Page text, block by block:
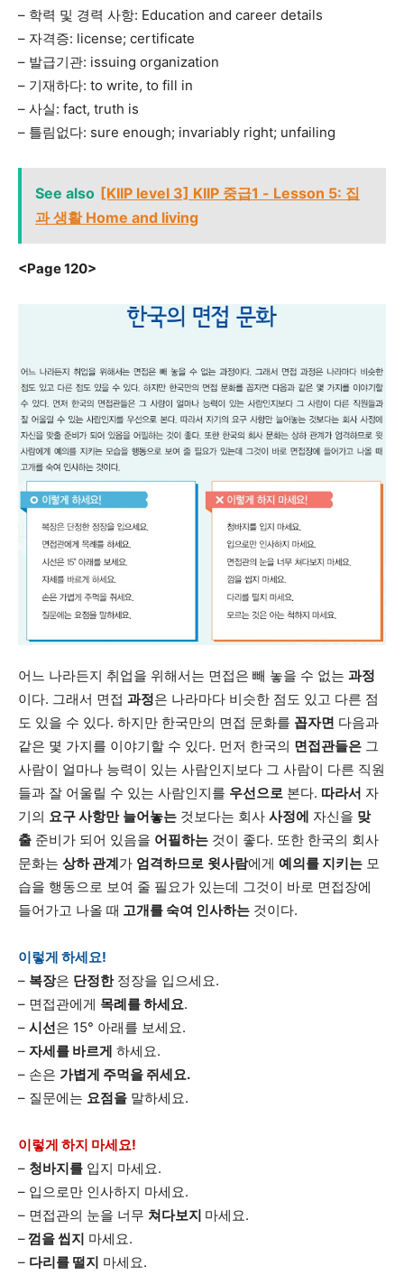
– 학력 및 경력 사항: Education and career details
– 자격증: license; certificate
– 발급기관: issuing organization
– 기재하다: to write, to fill in
– 사실: fact, truth is
– 틀림없다: sure enough; invariably right; unfailing
See also [KIIP level 3] KIIP 중급1 - Lesson 5: 집
과 생활 Home and living
<Page 120>
어느 나라든지 취업을 위해서는 면접은 빼 놓을 수 없는 과정
이다. 그래서 면접 과정은 나라마다 비슷한 점도 있고 다른 점
도 있을 수 있다. 하지만 한국만의 면접 문화를 꼽자면 다음과
같은 몇 가지를 이야기할 수 있다. 먼저 한국의 면접관들은 그
사람이 얼마나 능력이 있는 사람인지보다 그 사람이 다른 직원
들과 잘 어울릴 수 있는 사람인지를 우선으로 본다. 따라서 자
기의 요구 사항만 늘어놓는 것보다는 회사 사정에 자신을 맞
출 준비가 되어 있음을 어필하는 것이 좋다. 또한 한국의 회사
문화는 상하 관계가 엄격하므로 윗사람에게 예의를 지키는 모
습을 행동으로 보여 줄 필요가 있는데 그것이 바로 면접장에
들어가고 나올 때 고개를 숙여 인사하는 것이다.
이렇게 하세요!
– 복장은 단정한정장을 입으세요.
– 면접관에게 목례를 하세요.
– 시선은 15° 아래를 보세요.
– 자세를 바르게 하세요.
– 손은 가볍게 주먹을 쥐세요.
– 질문에는 요점을 말하세요.
이렇게 하지 마세요!
– 청바지를 입지 마세요.
– 입으로만 인사하지 마세요.
– 면접관의 눈을 너무 쳐다보지 마세요.
–껌을 씹지 마세요.
– 다리를 떨지 마세요.